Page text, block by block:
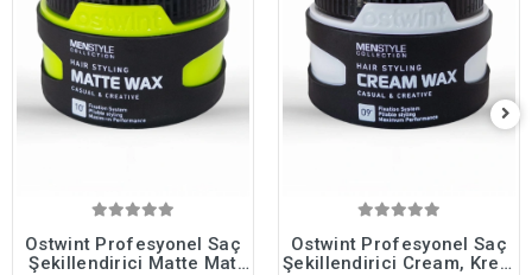
Ostwint Profesyonel Saç
Şekillendirici Matte Mat
Ostwint Profesyonel Saç
Şekillendirici Cream, Krem